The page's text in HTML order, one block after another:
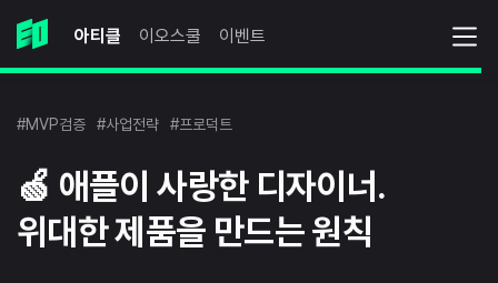
아티클 이오스쿨 이벤트
#MVP검증 #사업전략 #프로덕트
🍏 애플이 사랑한 디자이너.
위대한 제품을 만드는 원칙